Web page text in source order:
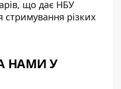
що дає НБУ
стримування різких
НАМИ У